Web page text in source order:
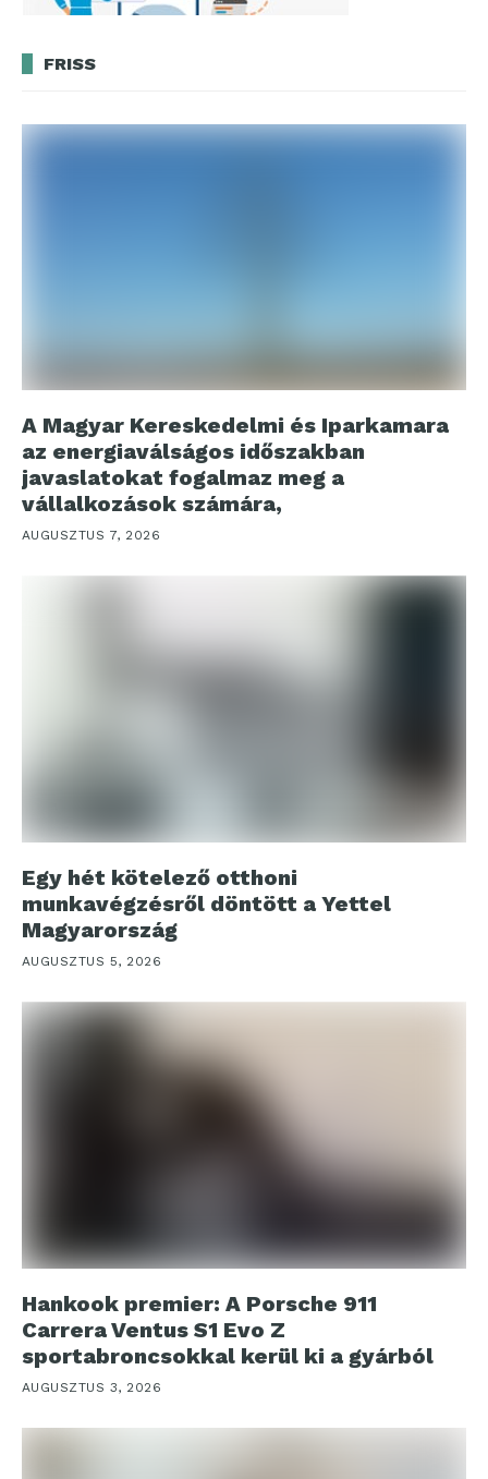
FRISS
A Magyar Kereskedelmi és Iparkamara
az energiaválságos időszakban
javaslatokat fogalmaz meg a
vállalkozások számára,
AUGUSZTUS 7, 2026
Egy hét kötelező otthoni
munkavégzésről döntött a Yettel
Magyarország
AUGUSZTUS 5, 2026
Hankook premier: A Porsche 911
Carrera Ventus S1 Evo Z
sportabroncsokkal kerül ki a gyárból
AUGUSZTUS 3, 2026